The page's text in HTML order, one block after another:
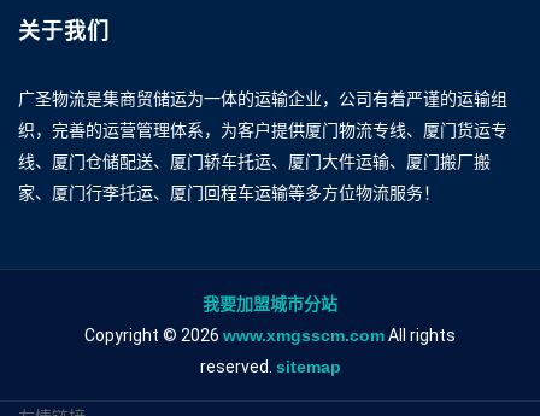
关于我们
广圣物流是集商贸储运为一体的运输企业，公司有着严谨的运输组
织，完善的运营管理体系，为客户提供厦门物流专线、厦门货运专
线、厦门仓储配送、厦门轿车托运、厦门大件运输、厦门搬厂搬
家、厦门行李托运、厦门回程车运输等多方位物流服务！
我要加盟城市分站
Copyright © 2026 www.xmgsscm.comAll rights
reserved. sitemap